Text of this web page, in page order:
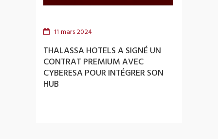
11 mars 2024
THALASSA HOTELS A SIGNÉ UN
CONTRAT PREMIUM AVEC
CYBERESA POUR INTÉGRER SON
HUB